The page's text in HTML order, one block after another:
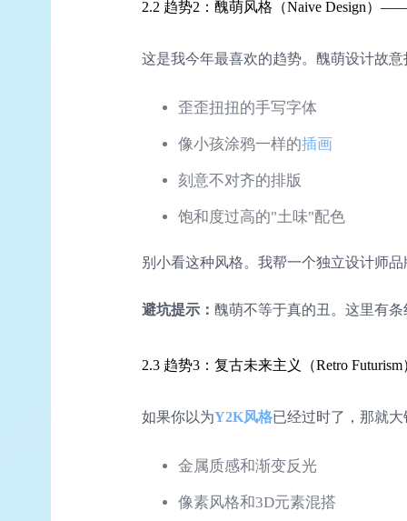
2.2 趋势2：醜萌风格（Naive Design）
这是我今年最喜欢的趋势。醜萌设计故
歪歪扭扭的手写字体
像小孩涂鸦一样的插画
刻意不对齐的排版
饱和度过高的"土味"配色
别小看这种风格。我帮一个独立设计师
避坑提示： 醜萌不等于真的丑。这里有
2.3 趋势3：复古未来主义（Retro
如果你以为Y2K风格已经过时了，那就
金属质感和渐变反光
像素风格和3D元素混搭